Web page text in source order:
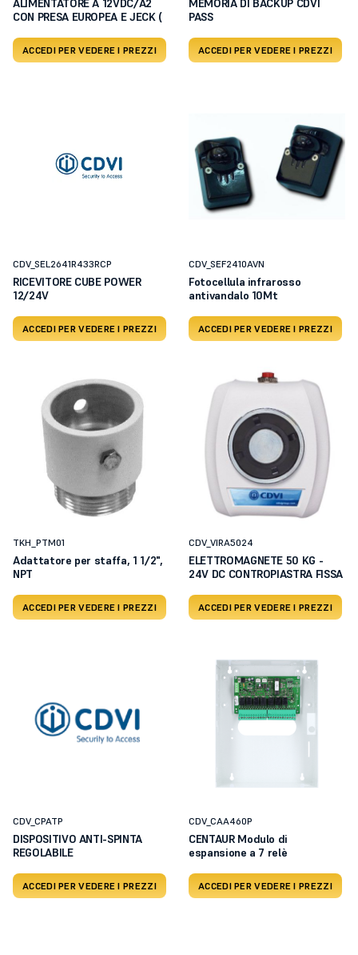
ALIMENTATORE A 12VDC/A2
CON PRESA EUROPEA E JECK (
ACCEDI PER VEDERE I PREZZI
MEMORIA DI BACKUP CDVI
PASS
ACCEDI PER VEDERE I PREZZI
CDV_SEL2641R433RCP
RICEVITORE CUBE POWER
12/24V
ACCEDI PER VEDERE I PREZZI
CDV_SEF2410AVN
Fotocellula infrarosso
antivandalo 10Mt
ACCEDI PER VEDERE I PREZZI
TKH_PTM01
Adattatore per staffa, 1 1/2",
NPT
ACCEDI PER VEDERE I PREZZI
CDV_VIRA5024
ELETTROMAGNETE 50 KG -
24V DC CONTROPIASTRA FISSA
ACCEDI PER VEDERE I PREZZI
CDV_CPATP
DISPOSITIVO ANTI-SPINTA
REGOLABILE
ACCEDI PER VEDERE I PREZZI
CDV_CAA460P
CENTAUR Modulo di
espansione a 7 relè
ACCEDI PER VEDERE I PREZZI